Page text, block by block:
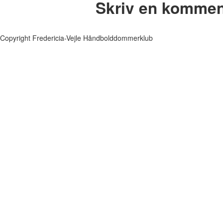
Skriv en
Copyright Fredericia-Vejle Håndbolddommerklub